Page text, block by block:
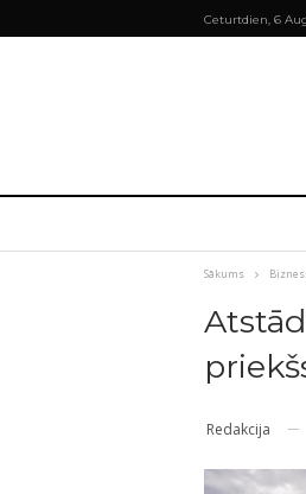
Ceturtdien, 6
Sākums
Redakcija